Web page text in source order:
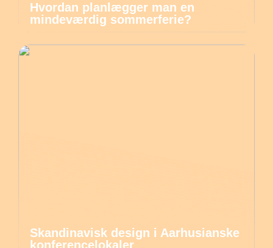
Hvordan planlægger man en
mindeværdig sommerferie?
Skandinavisk design i Aarhusianske
konferencelokaler